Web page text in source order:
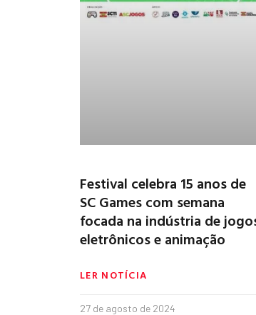
Festival celebra 15 anos de
SC Games com semana
focada na indústria de
eletrônicos e animação
LER NOTÍCIA
27 de agosto de 2024